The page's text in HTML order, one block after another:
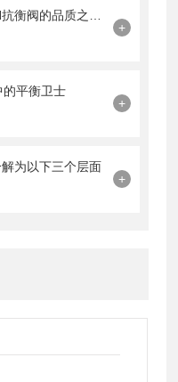
+
的平衡卫士
+
为以下三个层面
+